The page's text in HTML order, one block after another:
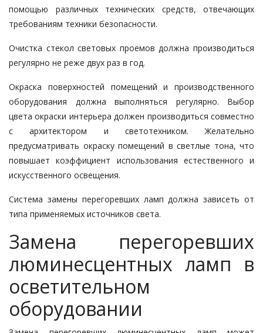
помощью различных технических средств, отвечающих
требованиям техники безопасности.
Очистка стекол световых проемов должна производиться
регулярно не реже двух раз в год.
Окраска поверхностей помещений и производственного
оборудования должна выполняться регулярно. Выбор
цвета окраски интерьера должен производиться совместно
с архитектором и светотехником. Желательно
предусматривать окраску помещений в светлые тона, что
повышает коэффициент использования естественного и
искусственного освещения.
Система замены перегоревших ламп должна зависеть от
типа применяемых источников света.
Замена перегоревших
люминесцентных ламп в
осветительном
оборудовании